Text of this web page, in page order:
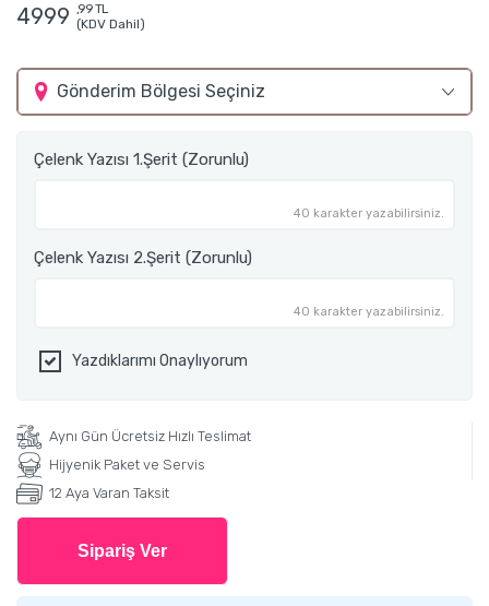
4999 ,99 TL
(KDV Dahil)
Gönderim Bölgesi Seçiniz
Çelenk Yazısı 1.Şerit (Zorunlu)
40 karakter yazabilirsiniz.
Çelenk Yazısı 2.Şerit (Zorunlu)
40 karakter yazabilirsiniz.
Yazdıklarımı Onaylıyorum
Aynı Gün Ücretsiz Hızlı Teslimat
Hijyenik Paket ve Servis
12 Aya Varan Taksit
Sipariş Ver